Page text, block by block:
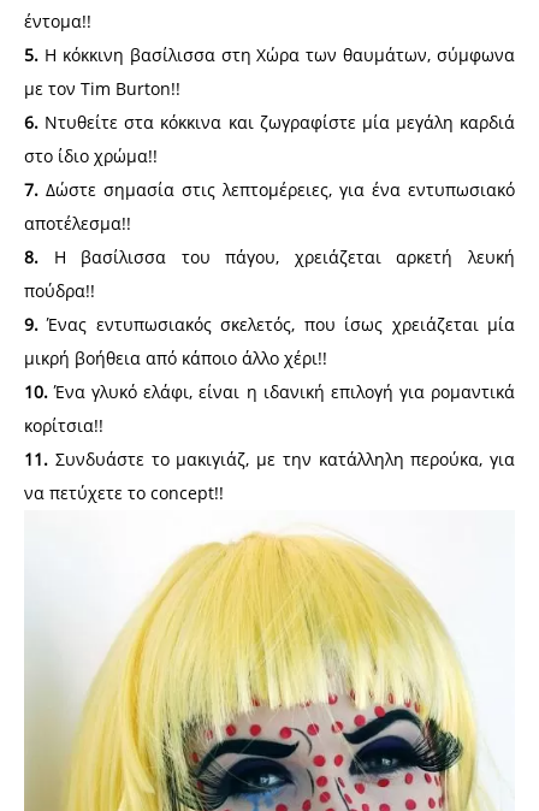
έντομα!!
5. Η κόκκινη βασίλισσα στη Χώρα των θαυμάτων, σύμφωνα
με τον Tim Burton!!
6. Ντυθείτε στα κόκκινα και ζωγραφίστε μία μεγάλη καρδιά
στο ίδιο χρώμα!!
7. Δώστε σημασία στις λεπτομέρειες, για ένα εντυπωσιακό
αποτέλεσμα!!
8. Η βασίλισσα του πάγου, χρειάζεται αρκετή λευκή
πούδρα!!
9. Ένας εντυπωσιακός σκελετός, που ίσως χρειάζεται μία
μικρή βοήθεια από κάποιο άλλο χέρι!!
10. Ένα γλυκό ελάφι, είναι η ιδανική επιλογή για ρομαντικά
κορίτσια!!
11. Συνδυάστε το μακιγιάζ, με την κατάλληλη περούκα, για
να πετύχετε το concept!!